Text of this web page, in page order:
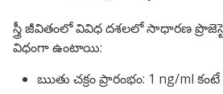
స్త్రీ జీవితంలో వివిధ దశలలో సాధారణ
విధంగా ఉంటాయి:
ఋతు చక్రం ప్రారంభం: 1 ng/ml